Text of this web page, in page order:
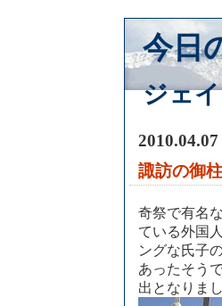
今日
ジェ
諏訪の御
奇祭で有名
ている外国
ングな氏子
あったそう
出となりまし